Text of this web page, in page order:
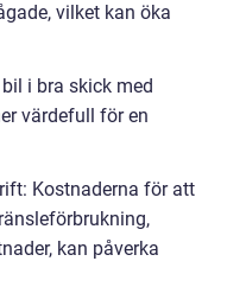
vilket kan öka
i bra skick med
värdefull för en
Kostnaderna för att
kan påverka